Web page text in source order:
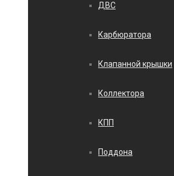
ДВС
Карбюратора
Клапанной крышки
Коллектора
КПП
Поддона